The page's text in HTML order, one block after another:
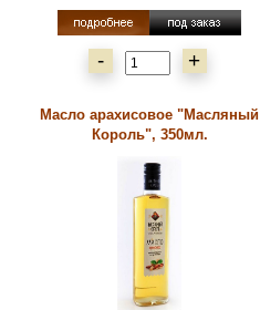
- +
Масло арахисовое "Масляный
Король", 350мл.